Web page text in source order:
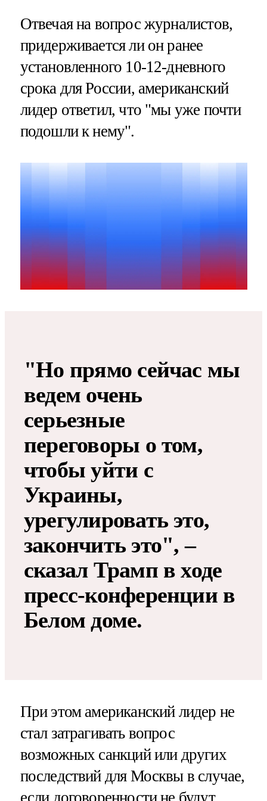
Отвечая на вопрос журналистов,
придерживается ли он ранее
установленного 10-12-дневного
срока для России, американский
лидер ответил, что "мы уже почти
подошли к нему".
"Но прямо сейчас мы
ведем очень
серьезные
переговоры о том,
чтобы уйти с
Украины,
урегулировать это,
закончить это", –
сказал Трамп в ходе
пресс-конференции в
Белом доме.
При этом американский лидер не
стал затрагивать вопрос
возможных санкций или других
последствий для Москвы в случае,
если договоренности не будут